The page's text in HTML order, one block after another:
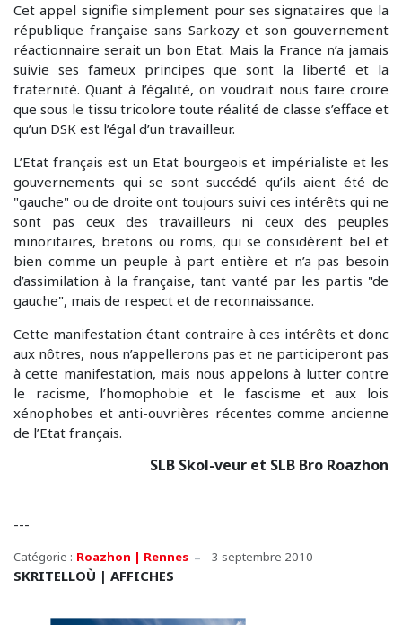
Cet appel signifie simplement pour ses signataires que la
république française sans Sarkozy et son gouvernement
réactionnaire serait un bon Etat. Mais la France n’a jamais
suivie ses fameux principes que sont la liberté et la
fraternité. Quant à l’égalité, on voudrait nous faire croire
que sous le tissu tricolore toute réalité de classe s’efface et
qu’un DSK est l’égal d’un travailleur.
L’Etat français est un Etat bourgeois et impérialiste et les
gouvernements qui se sont succédé qu’ils aient été de
"gauche" ou de droite ont toujours suivi ces intérêts qui ne
sont pas ceux des travailleurs ni ceux des peuples
minoritaires, bretons ou roms, qui se considèrent bel et
bien comme un peuple à part entière et n’a pas besoin
d’assimilation à la française, tant vanté par les partis "de
gauche", mais de respect et de reconnaissance.
Cette manifestation étant contraire à ces intérêts et donc
aux nôtres, nous n’appellerons pas et ne participeront pas
à cette manifestation, mais nous appelons à lutter contre
le racisme, l’homophobie et le fascisme et aux lois
xénophobes et anti-ouvrières récentes comme ancienne
de l’Etat français.
SLB Skol-veur et SLB Bro Roazhon
---
Catégorie : Roazhon | Rennes 3 septembre 2010
SKRITELLOÙ | AFFICHES